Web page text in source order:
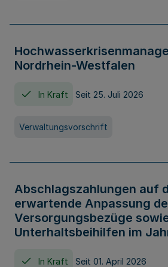
Nordrhein-Westfalen
In Kraft Seit 25. Juli 2026
Verwaltungsvorschrift
Abschlagszahlungen auf
erwartende Anpassung
Versorgungsbezüge
Unterhaltsbeihilfen im
In Kraft Seit 01. April 2026